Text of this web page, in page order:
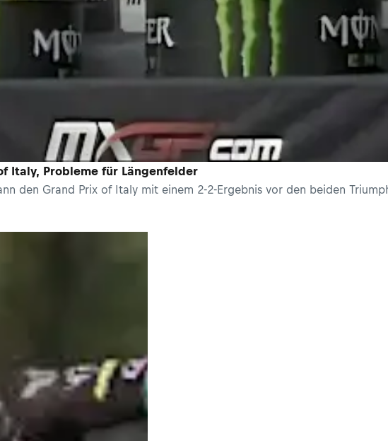
Italy, Probleme für Längenfelder
den Grand Prix of Italy mit einem 2-2-Ergebnis vor den beiden